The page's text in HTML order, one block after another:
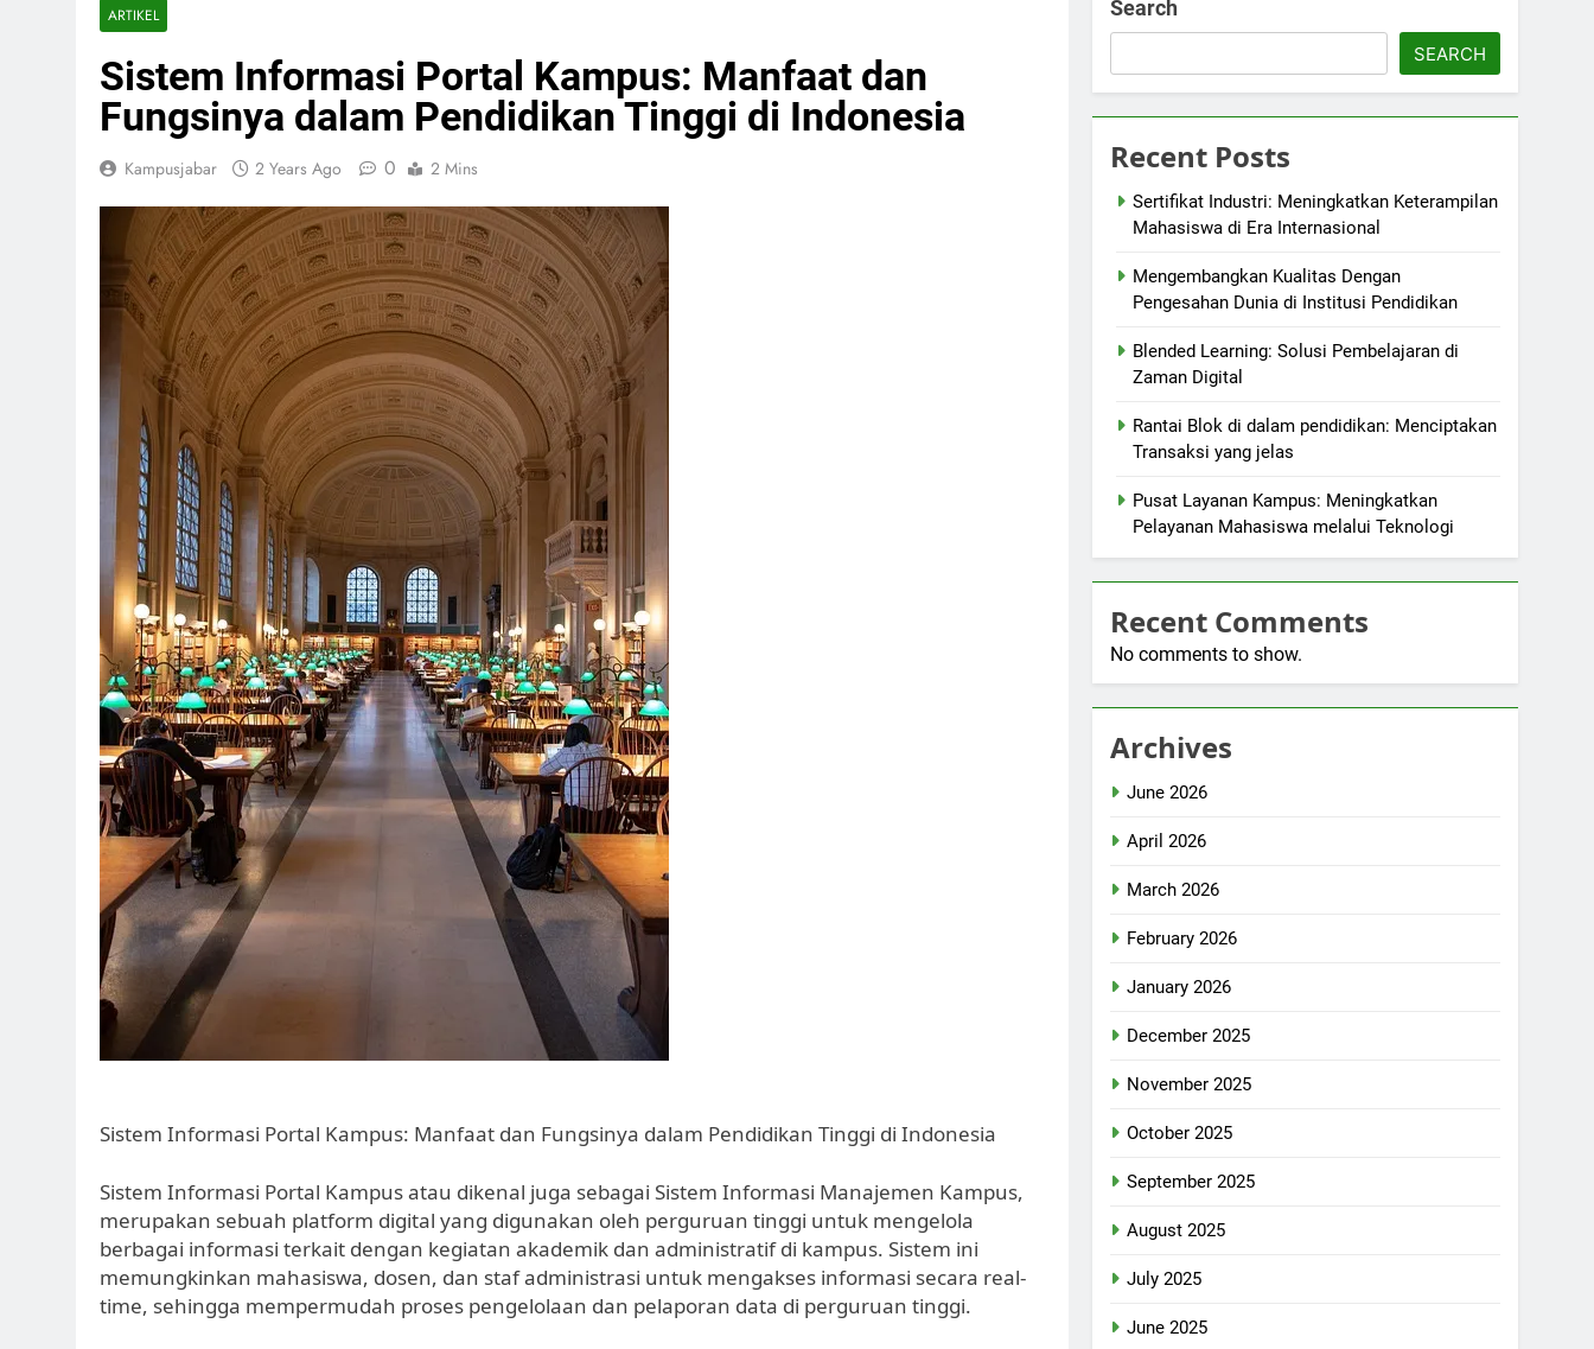
ARTIKEL
Sistem Informasi Portal Kampus: Manfaat dan
Fungsinya dalam Pendidikan Tinggi di Indonesia
Kampusjabar 2 Years Ago 0 2 Mins
Sistem Informasi Portal Kampus: Manfaat dan Fungsinya dalam Pendidikan Tinggi di Indonesia
Sistem Informasi Portal Kampus atau dikenal juga sebagai Sistem Informasi Manajemen Kampus,
merupakan sebuah platform digital yang digunakan oleh perguruan tinggi untuk mengelola
berbagai informasi terkait dengan kegiatan akademik dan administratif di kampus. Sistem ini
memungkinkan mahasiswa, dosen, dan staf administrasi untuk mengakses informasi secara real-
time, sehingga mempermudah proses pengelolaan dan pelaporan data di perguruan tinggi.
Search
SEARCH
Recent Posts
Sertifikat Industri: Meningkatkan Keterampilan
Mahasiswa di Era Internasional
Mengembangkan Kualitas Dengan
Pengesahan Dunia di Institusi Pendidikan
Blended Learning: Solusi Pembelajaran di
Zaman Digital
Rantai Blok di dalam pendidikan: Menciptakan
Transaksi yang jelas
Pusat Layanan Kampus: Meningkatkan
Pelayanan Mahasiswa melalui Teknologi
Recent Comments
No comments to show.
Archives
June 2026
April 2026
March 2026
February 2026
January 2026
December 2025
November 2025
October 2025
September 2025
August 2025
July 2025
June 2025